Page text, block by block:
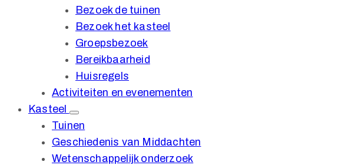
Bezoek de tuinen
Bezoek het kasteel
Groepsbezoek
Bereikbaarheid
Huisregels
Activiteiten en evenementen
Kasteel
Tuinen
Geschiedenis van Middachten
Wetenschappelijk onderzoek